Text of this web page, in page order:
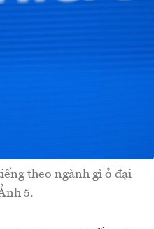
theo ngành gì ở đại
5.